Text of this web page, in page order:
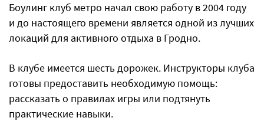
Боулинг клуб метро начал свою работу в 2004 году
и до настоящего времени является одной из лучших
локаций для активного отдыха в Гродно.
В клубе имеется шесть дорожек. Инструкторы клуба
готовы предоставить необходимую помощь:
рассказать о правилах игры или подтянуть
практические навыки.